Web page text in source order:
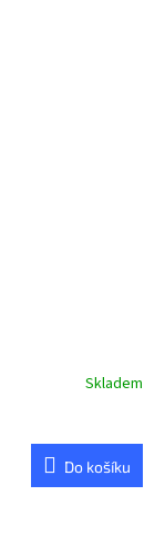
Skladem
Do košíku